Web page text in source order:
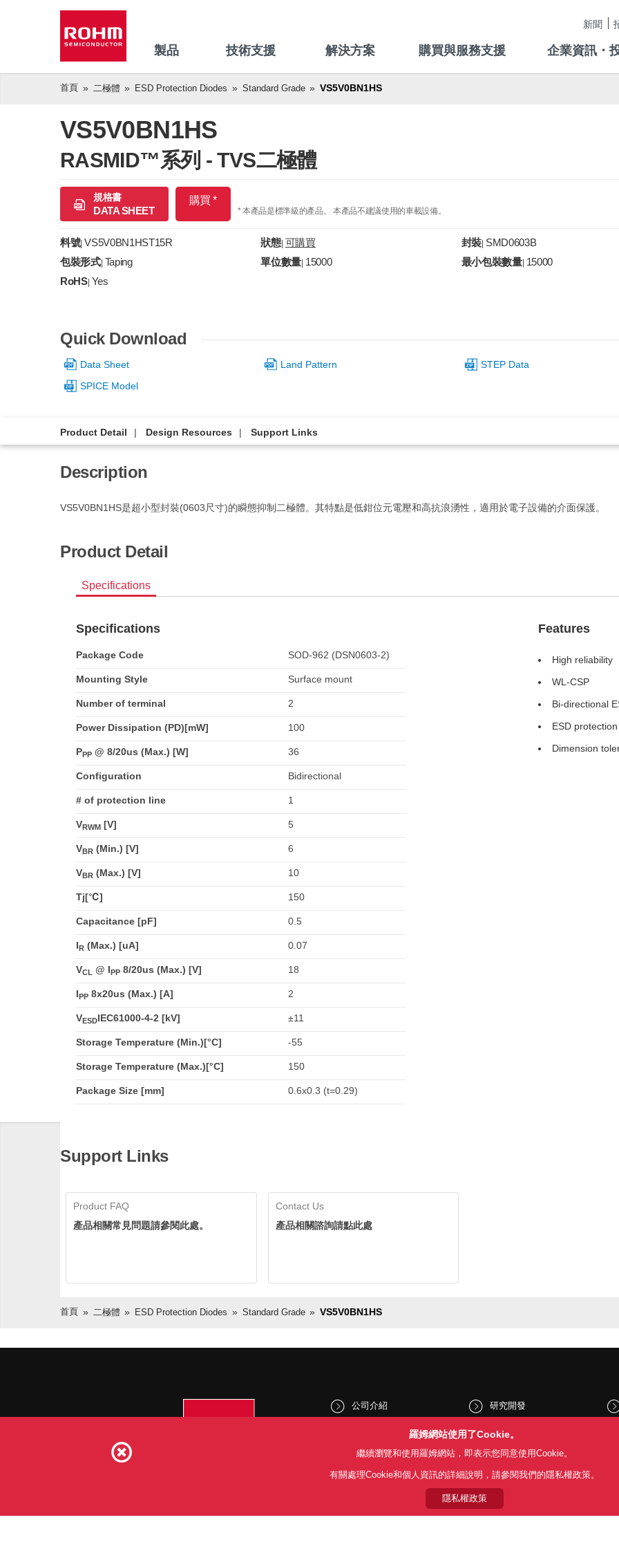
新聞
製品 技術支援 解決方案 購買與服務支援 企業資訊・
首頁 二極體 ESD Protection Diodes Standard Grade VS5V0BN1HS
VS5V0BN1HS
RASMID™系列 - TVS二極體
規格書
DATA SHEET
購買 *
* 本產品是標準級的產品。 本產品不建議使用的車載設備。
料號| VS5V0BN1HST15R 狀態| 可購買 封裝 SMD0603B
包裝形式| Taping 單位數量 15000 最小包裝數量| 15000
RoHS| Yes
Quick Download
Data Sheet Land Pattern
STEP Data
SPICE Model
Product Detail Design Resources Support Links
Description
VS5V0BN1HS是超小型封裝(0603尺寸)的瞬態抑制二極體。其特點是低鉗位元電壓和高抗浪湧性，適用於電子設備的介面保護。
Product Detail
Specifications
Specifications
Package Code SOD-962 (DSN0603-2)
Mounting Style Surface mount
Number of terminal 2
Power Dissipation (PD)[mW] 100
PPP @ 8/20us (Max.) [W] 36
Configuration Bidirectional
# of protection line 1
VRWM [V] 5
VBR (Min.) [V] 6
VBR (Max.) [V] 10
Tj[℃] 150
Capacitance [pF] 0.5
IR (Max.) [uA] 0.07
VCL @ IPP 8/20us (Max.) [V] 18
IPP 8x20us (Max.) [A] 2
VESDIEC61000-4-2 [kV] ±11
Storage Temperature (Min.)[°C] -55
Storage Temperature (Max.)[°C] 150
Package Size [mm] 0.6x0.3 (t=0.29)
Features
High reliability
WL-CSP
Bi-directional
ESD
Dimension
Support Links
Product FAQ
產品相關常見問題請參閱此處。
Contact Us
產品相關諮詢請點此處
首頁 二極體 ESD Protection Diodes Standard Grade VS5V0BN1HS
公司介紹
股東和投資人資訊
Sustainability
研究開發
文化與社會
新聞
羅姆網站使用了Cookie。
繼續瀏覽和使用羅姆網站，即表示您同意使用Cookie。
有關處理Cookie和個人資訊的詳細說明，請參閱我們的隱私權政策。
隱私權政策